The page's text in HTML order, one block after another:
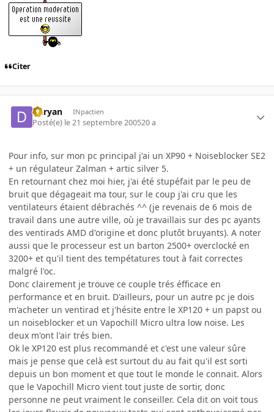
Citer
Daryan INpactien
Posté(e) le 21 septembre 200520 a
Pour info, sur mon pc principal j'ai un XP90 + Noiseblocker SE2
+ un régulateur Zalman + artic silver 5.
En retournant chez moi hier, j'ai été stupéfait par le peu de
bruit que dégageait ma tour, sur le coup j'ai cru que les
ventilateurs étaient débrachés ^^ (je revenais de 6 mois de
travail dans une autre ville, où je travaillais sur des pc ayants
des ventirads AMD d'origine et donc plutôt bruyants). A noter
aussi que le processeur est un barton 2500+ overclocké en
3200+ et qu'il tient des tempétatures tout à fait correctes
malgré l'oc.
Donc clairement je trouve ce couple trés éfficace en
performance et en bruit. D'ailleurs, pour un autre pc je dois
m'acheter un ventirad et j'hésite entre le XP120 + un papst ou
un noiseblocker et un Vapochill Micro ultra low noise. Les
deux m'ont l'air trés bien.
Ok le XP120 est plus recommandé et c'est une valeur sûre
mais je pense que celà est surtout du au fait qu'il est sorti
depuis un bon moment et que tout le monde le connait. Alors
que le Vapochill Micro vient tout juste de sortir, donc
personne ne peut vraiment le conseiller. Cela dit on voit tous